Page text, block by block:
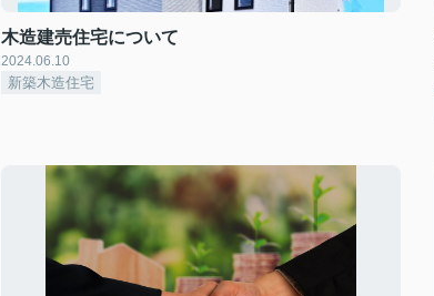
木造建売住宅について
2024.06.10
新築木造住宅